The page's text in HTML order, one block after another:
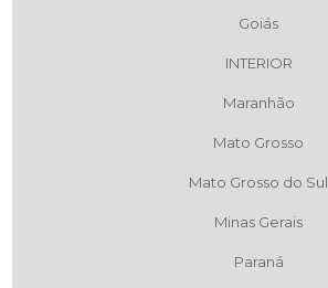
Goiás
INTERIOR
Maranhão
Mato Grosso
Mato Grosso do Sul
Minas Gerais
Paraná